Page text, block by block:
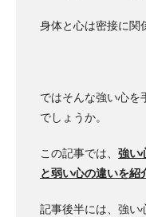
身体と心は密接に関
ではそんな強い心を
でしょうか。
この記事では、 強い
と弱い心の違いを紹
記事後半には、強い